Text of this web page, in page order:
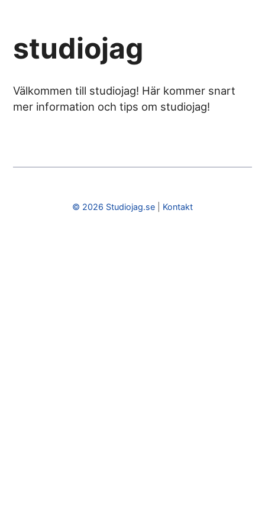
studiojag
Välkommen till studiojag! Här kommer snart
mer information och tips om studiojag!
© 2026 Studiojag.se Kontakt